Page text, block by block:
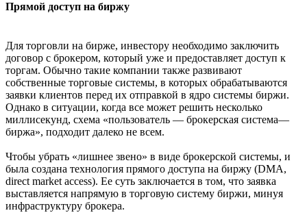
Прямой доступ на биржу
Для торговли на бирже, инвестору необходимо заключить
договор с брокером, который уже и предоставляет доступ к
торгам. Обычно такие компании также развивают
собственные торговые системы, в которых обрабатываются
заявки клиентов перед их отправкой в ядро системы биржи.
Однако в ситуации, когда все может решить несколько
миллисекунд, схема «пользователь — брокерская система—
биржа», подходит далеко не всем.
Чтобы убрать «лишнее звено» в виде брокерской системы, и
была создана технология прямого доступа на биржу (DMA,
direct market access). Ее суть заключается в том, что заявка
выставляется напрямую в торговую систему биржи, минуя
инфраструктуру брокера.